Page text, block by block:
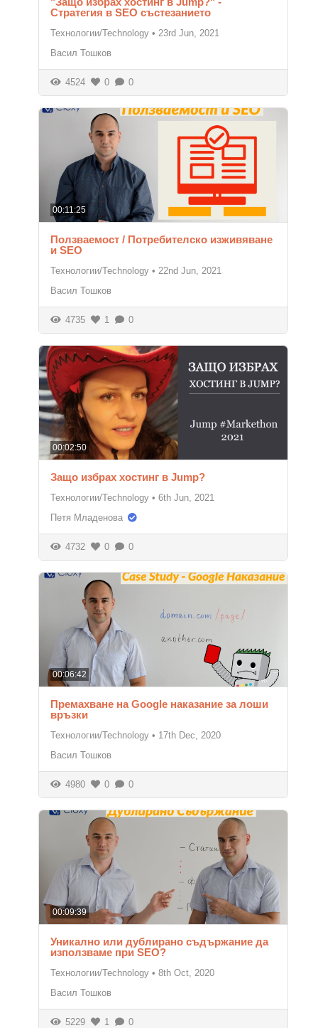
Стратегия в SEO състезанието
Технологии/Technology • 23rd Jun, 2021
Васил Тошков
4524 0 0
00:11:25
Ползваемост / Потребителско изживяване
и SEO
Технологии/Technology • 22nd Jun, 2021
Васил Тошков
4735 1 0
00:02:50
Защо избрах хостинг в Jump?
Технологии/Technology • 6th Jun, 2021
Петя Младенова
4732 0 0
00:06:42
Премахване на Google наказание за лоши
връзки
Технологии/Technology • 17th Dec, 2020
Васил Тошков
4980 0 0
00:09:39
Уникално или дублирано съдържание да
използваме при SEO?
Технологии/Technology • 8th Oct, 2020
Васил Тошков
5229 1 0